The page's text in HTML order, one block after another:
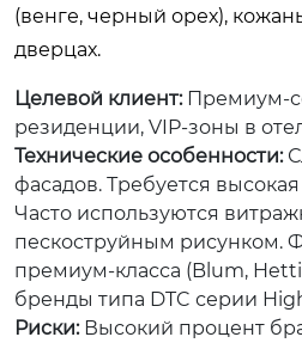
(венге, черный орех),
дверцах.
Целевой клиент:Премиум-
резиденции, VIP-зоны в
Технические особенности:
фасадов. Требуется
Часто используются
пескоструйным рисунком.
премиум-класса (Blum,
бренды типа DTC серии
Риски:Высокий процент